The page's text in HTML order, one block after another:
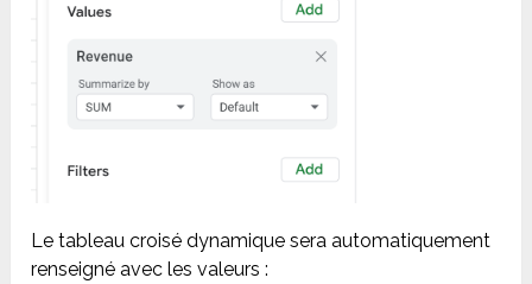
Le tableau croisé dynamique sera automatiquement
renseigné avec les valeurs :